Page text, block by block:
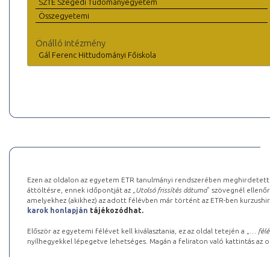
SZTE Szegedi Tudományegyetem
Összegyetemi
Önálló intézmény
Gál Ferenc Hittudományi Főiskola
Ezen az oldalon az egyetem ETR tanulmányi rendszerében
áttöltésre, ennek időpontját az „ Utolsó frissítés dátuma” szövegnél
amelyekhez (akikhez) az adott félévben már történt az ETR-ben
karok honlapján tájékozódhat.
Először az egyetemi félévet kell kiválasztania, ez az oldal tetején a „
…
nyílhegyekkel lépegetve lehetséges. Magán a feliraton való kattintás az